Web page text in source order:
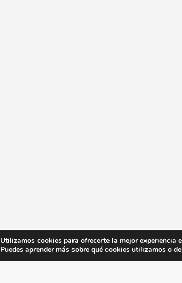
Utilizamos cookies para ofrecerte la mejor experiencia
Puedes aprender más sobre qué cookies utilizamos o